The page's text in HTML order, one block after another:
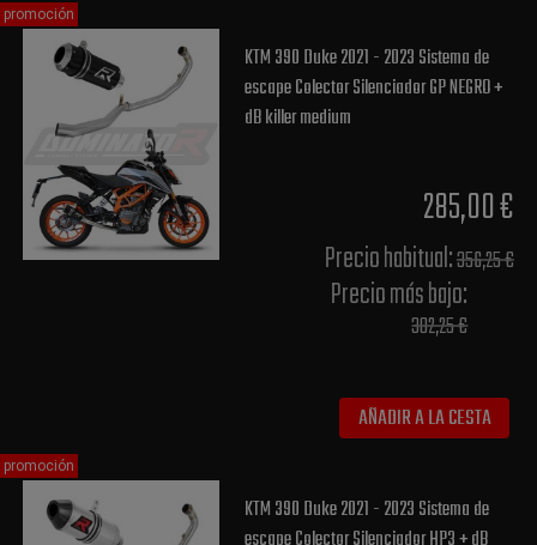
KTM 390 Duke 2021 - 2023 Sistema de
escape Colector Silenciador GP NEGRO +
dB killer medium
285,00 €
Precio habitual​:356,25 €
Precio más bajo​:
302,25 €
AÑADIR A LA CESTA
promoción
KTM 390 Duke 2021 - 2023 Sistema de
promoción